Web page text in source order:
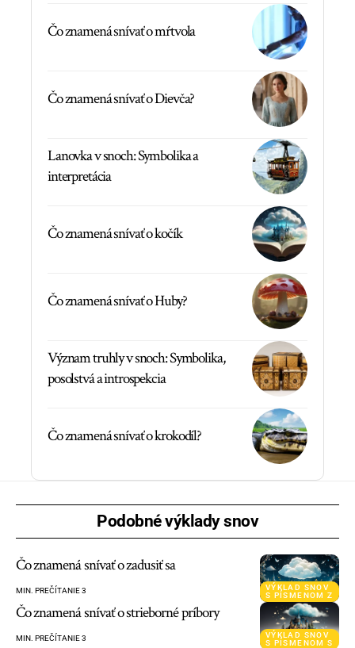
Čo znamená snívať o mŕtvola
Čo znamená snívať o Dievča?
Lanovka v snoch: Symbolika a
interpretácia
Čo znamená snívať o kočík
Čo znamená snívať o Huby?
Význam truhly v snoch: Symbolika,
posolstvá a introspekcia
Čo znamená snívať o krokodíl?
Podobné výklady snov
VÝKLAD SNOV
S PÍSMENOM Z
Čo znamená snívať o zadusiť sa
MIN. PREČÍTANIE 3
VÝKLAD SNOV
S PÍSMENOM S
Čo znamená snívať o strieborné príbory
MIN. PREČÍTANIE 3